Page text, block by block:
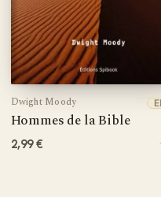
Dwight Moody
Hommes de la Bible
2,99 €